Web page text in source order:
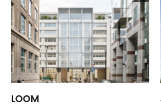
LOOM